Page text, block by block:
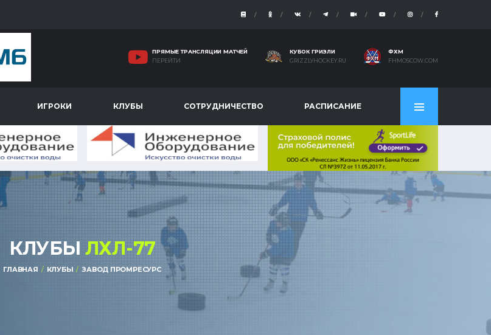
ПРЯМЫЕ ТРАНСЛЯЦИИ МАТЧЕЙ
ПЕРЕЙТИ
КУБОК ГРИЗЛИ
GRIZZLYHOCKEY.RU
ФХМ
FHMOSCOW.COM
ИГРОКИ КЛУБЫ СОТРУДНИЧЕСТВО РАСПИСАНИЕ
КЛУБЫ ЛХЛ-77
ГЛАВНАЯ КЛУБЫ ЗАВОД ПРОМРЕСУРС